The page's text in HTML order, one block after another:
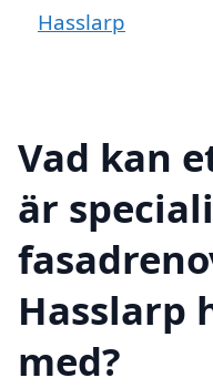
Hasslarp
Vad kan
är
Hasslarp
med?